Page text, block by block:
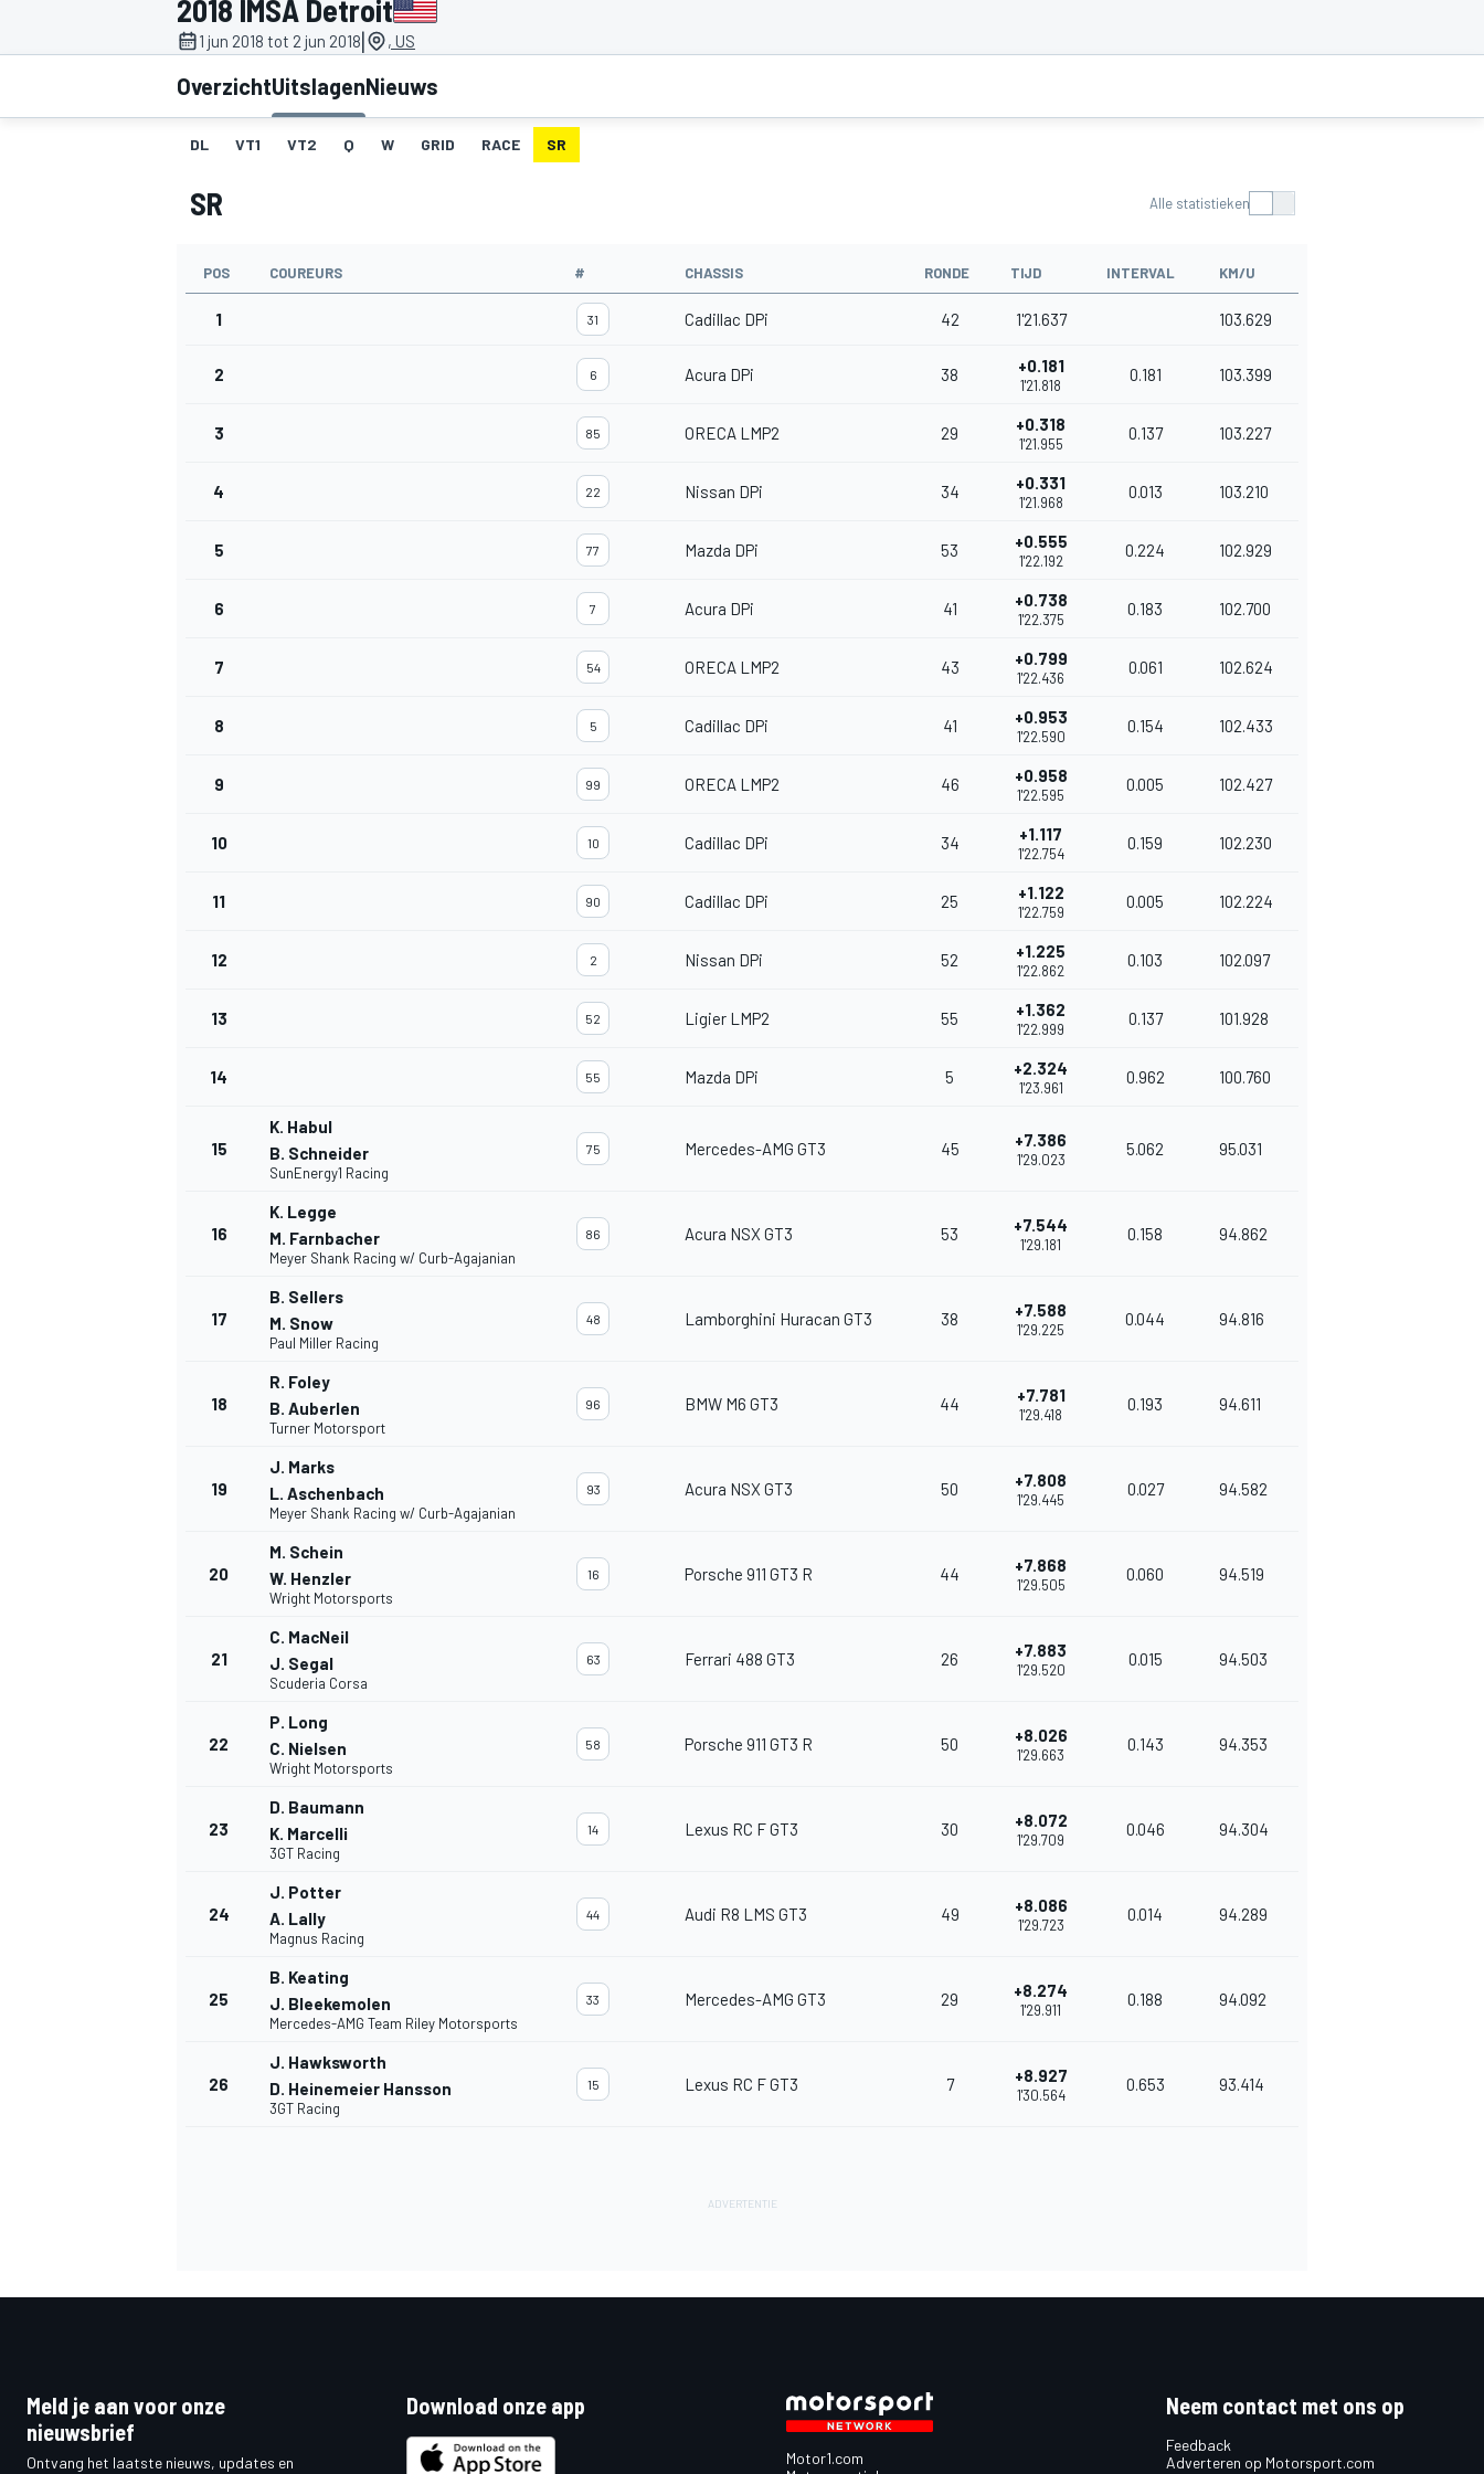
2018 IMSA Detroit
1 jun 2018 tot 2 jun 2018| , US
OverzichtUitslagenNieuws
DL VT1 VT2 Q W GRID RACE SR
SR Alle statistieken
POS COUREURS # CHASSIS RONDE TIJD INTERVAL KM/U
1 31 Cadillac DPi 42 1'21.637 103.629
2 6 Acura DPi 38 +0.181
1'21.818
0.181 103.399
3 85 ORECA LMP2 29 +0.318
1'21.955
0.137 103.227
4 22 Nissan DPi 34 +0.331
1'21.968
0.013 103.210
5 77 Mazda DPi 53 +0.555
1'22.192
0.224 102.929
6 7 Acura DPi 41 +0.738
1'22.375
0.183 102.700
7 54 ORECA LMP2 43 +0.799
1'22.436
0.061 102.624
8 5 Cadillac DPi 41 +0.953
1'22.590
0.154 102.433
9 99 ORECA LMP2 46 +0.958
1'22.595
0.005 102.427
10 10 Cadillac DPi 34 +1.117
1'22.754
0.159 102.230
11 90 Cadillac DPi 25 +1.122
1'22.759
0.005 102.224
12 2 Nissan DPi 52 +1.225
1'22.862
0.103 102.097
13 52 Ligier LMP2 55 +1.362
1'22.999
0.137 101.928
14 55 Mazda DPi 5 +2.324
1'23.961
0.962 100.760
15
K. Habul
B. Schneider
SunEnergy1 Racing
75 Mercedes-AMG GT3 45 +7.386
1'29.023
5.062 95.031
16
K. Legge
M. Farnbacher
Meyer Shank Racing w/ Curb-Agajanian
86 Acura NSX GT3 53 +7.544
1'29.181
0.158 94.862
17
B. Sellers
M. Snow
Paul Miller Racing
48 Lamborghini Huracan GT3 38 +7.588
1'29.225
0.044 94.816
18
R. Foley
B. Auberlen
Turner Motorsport
96 BMW M6 GT3 44 +7.781
1'29.418
0.193 94.611
19
J. Marks
L. Aschenbach
Meyer Shank Racing w/ Curb-Agajanian
93 Acura NSX GT3 50 +7.808
1'29.445
0.027 94.582
20
M. Schein
W. Henzler
Wright Motorsports
16 Porsche 911 GT3 R 44 +7.868
1'29.505
0.060 94.519
21
C. MacNeil
J. Segal
Scuderia Corsa
63 Ferrari 488 GT3 26 +7.883
1'29.520
0.015 94.503
22
P. Long
C. Nielsen
Wright Motorsports
58 Porsche 911 GT3 R 50 +8.026
1'29.663
0.143 94.353
23
D. Baumann
K. Marcelli
3GT Racing
14 Lexus RC F GT3 30 +8.072
1'29.709
0.046 94.304
24
J. Potter
A. Lally
Magnus Racing
44 Audi R8 LMS GT3 49 +8.086
1'29.723
0.014 94.289
25
B. Keating
J. Bleekemolen
Mercedes-AMG Team Riley Motorsports
33 Mercedes-AMG GT3 29 +8.274
1'29.911
0.188 94.092
26
J. Hawksworth
D. Heinemeier Hansson
3GT Racing
15 Lexus RC F GT3 7 +8.927
1'30.564
0.653 93.414
Meld je aan voor onze
nieuwsbrief
Ontvang het laatste nieuws, updates en
Download onze app
Motor1.com
Neem contact met ons op
Feedback
Adverteren op Motorsport.com